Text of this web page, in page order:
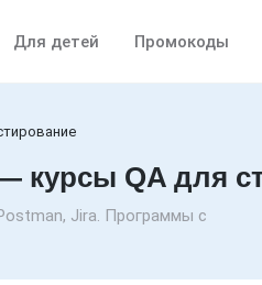
Для детей Промокоды
курсы QA для
Jira. Программы с